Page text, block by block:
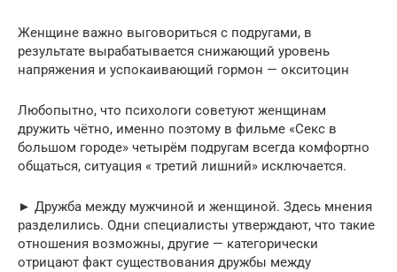
Женщине важно выговориться с подругами, в
результате вырабатывается снижающий уровень
напряжения и успокаивающий гормон — окситоцин
Любопытно, что психологи советуют женщинам
дружить чётно, именно поэтому в фильме «Секс в
большом городе» четырём подругам всегда комфортно
общаться, ситуация « третий лишний» исключается.
► Дружба между мужчиной и женщиной. Здесь мнения
разделились. Одни специалисты утверждают, что такие
отношения возможны, другие — категорически
отрицают факт существования дружбы между